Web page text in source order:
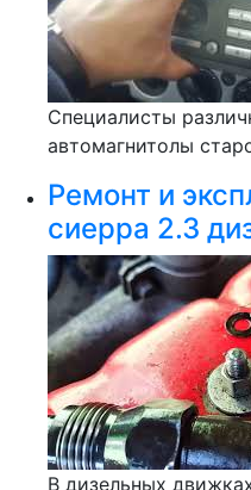
Специалисты
автомагнитолы
Ремонт и
сиерра 2.3
В дизельных